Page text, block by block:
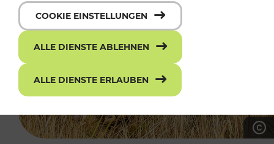
COOKIE EINSTELLUNGEN
ALLE DIENSTE ABLEHNEN
ALLE DIENSTE ERLAUBEN